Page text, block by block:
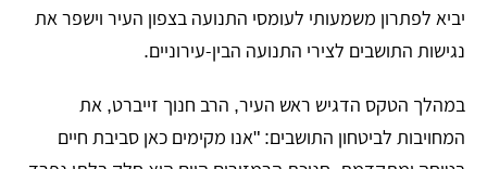
יביא לפתרון משמעותי לעומסי התנועה בצפון העיר וישפר את
נגישות התושבים לצירי התנועה הבין-עירוניים.
​במהלך הטקס הדגיש ראש העיר, הרב חנוך זייברט, את
המחויבות לביטחון התושבים: "אנו מקימים כאן סביבת חיים